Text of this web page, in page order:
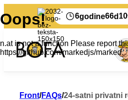
6godine66d 10
Front/FAQs/24-satni privatni